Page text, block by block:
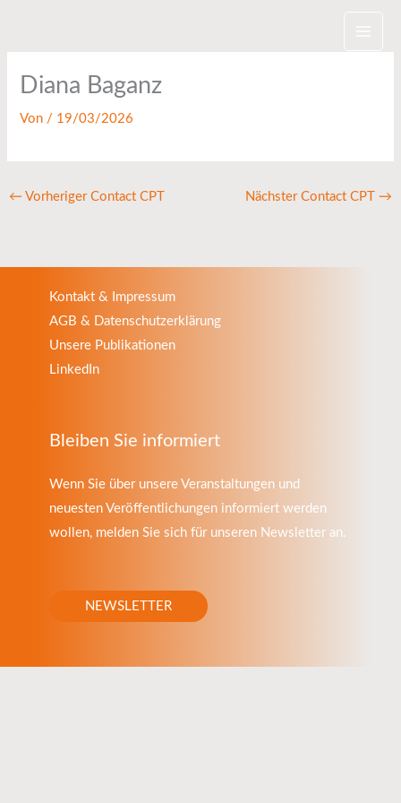
Diana Baganz
Von / 19/03/2026
← Vorheriger Contact CPT Nächster Contact CPT →
Kontakt & Impressum
AGB & Datenschutzerklärung
Unsere Publikationen
LinkedIn
Bleiben Sie informiert
Wenn Sie über unsere Veranstaltungen und
neuesten Veröffentlichungen informiert werden
wollen, melden Sie sich für unseren Newsletter an.
NEWSLETTER